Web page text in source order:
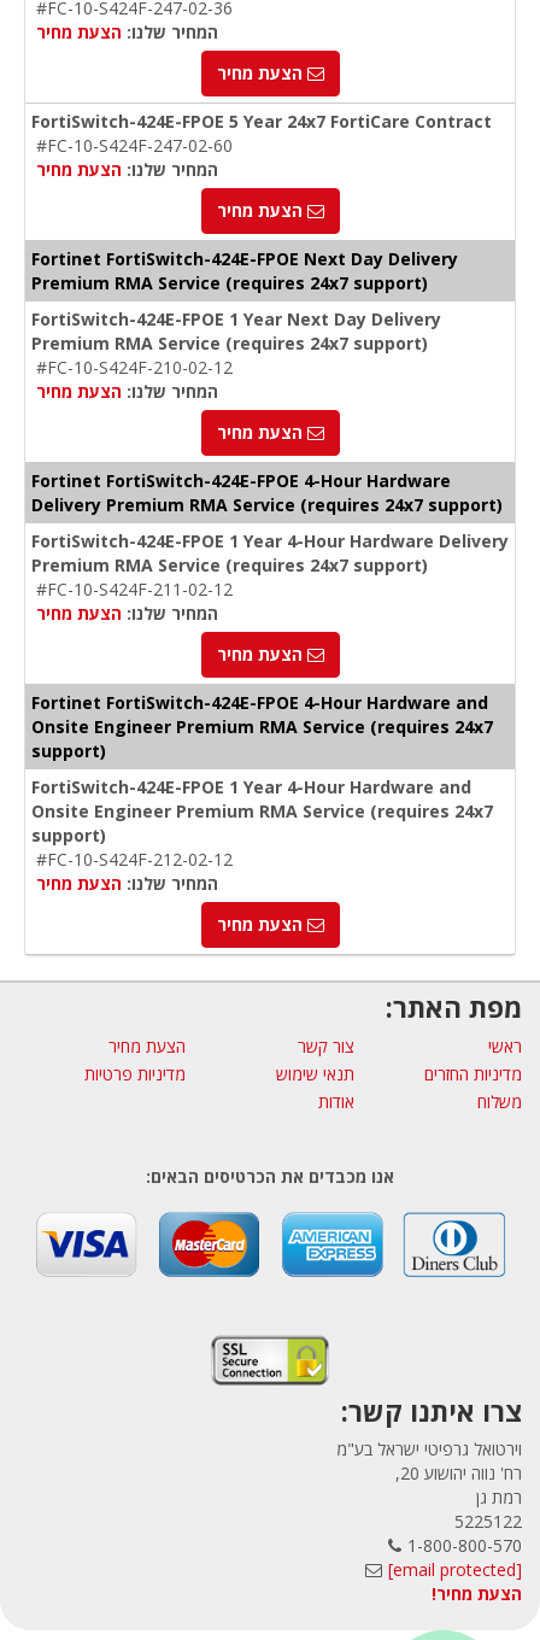
#FC-10-S424F-247-02-36
המחיר שלנו: הצעת מחיר
הצעת מחיר
FortiSwitch-424E-FPOE 5 Year 24x7 FortiCare Contract
#FC-10-S424F-247-02-60
המחיר שלנו: הצעת מחיר
הצעת מחיר
Fortinet FortiSwitch-424E-FPOE Next Day Delivery
Premium RMA Service (requires 24x7 support)
FortiSwitch-424E-FPOE 1 Year Next Day Delivery
Premium RMA Service (requires 24x7 support)
#FC-10-S424F-210-02-12
המחיר שלנו: הצעת מחיר
הצעת מחיר
Fortinet FortiSwitch-424E-FPOE 4-Hour Hardware
Delivery Premium RMA Service (requires 24x7 support)
FortiSwitch-424E-FPOE 1 Year 4-Hour Hardware Delivery
Premium RMA Service (requires 24x7 support)
#FC-10-S424F-211-02-12
המחיר שלנו: הצעת מחיר
הצעת מחיר
Fortinet FortiSwitch-424E-FPOE 4-Hour Hardware and
Onsite Engineer Premium RMA Service (requires 24x7
support)
FortiSwitch-424E-FPOE 1 Year 4-Hour Hardware and
Onsite Engineer Premium RMA Service (requires 24x7
support)
#FC-10-S424F-212-02-12
המחיר שלנו: הצעת מחיר
הצעת מחיר
מפת האתר:
ראשי צור קשר
הצעת מחיר
מדיניות החזרים
תנאי שימוש
מדיניות פרטיות
משלוח
אודות
אנו מכבדים את הכרטיסים הבאים:
צרו איתנו קשר:
וירטואל גרפיטי ישראל בע"מ
רח' נווה יהושוע 20,
רמת גן
5225122
1-800-800-570
[email protected]
הצעת מחיר!